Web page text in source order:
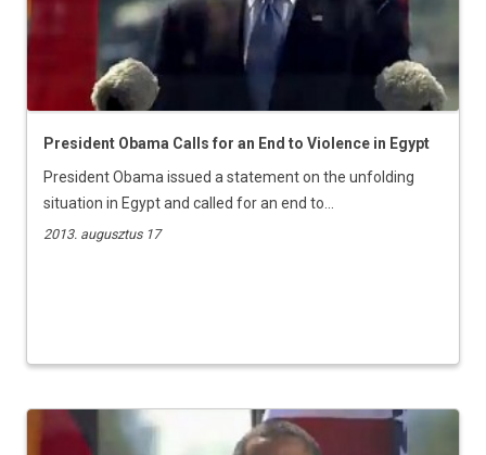
President Obama Calls for an End to Violence in Egypt
President Obama issued a statement on the unfolding
situation in Egypt and called for an end to...
2013. augusztus 17